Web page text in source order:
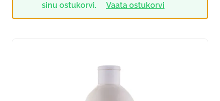
sinu ostukorvi.
Vaata ostukorvi